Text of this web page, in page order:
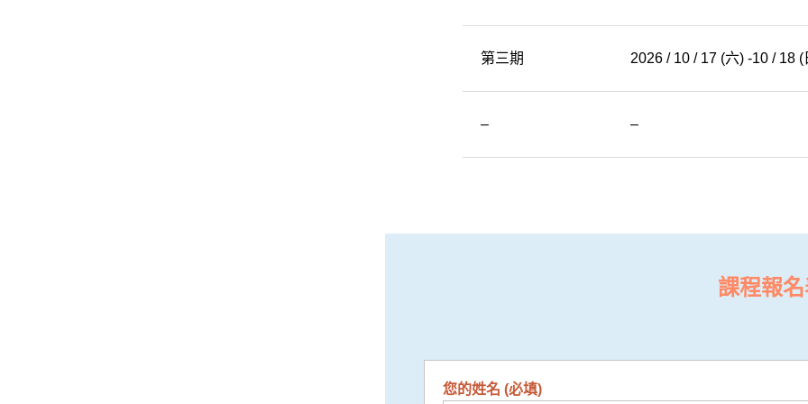
第三期 2026 / 10 / 17 (六) -10 / 18 (
– –
課程報
您的姓名 (必填)